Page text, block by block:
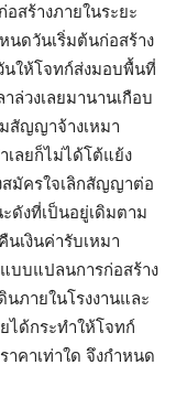
สร้างภายในระยะ
นดวันเริ่มต้นก่อสร้าง
ให้โจทก์ส่งมอบพื้นที่
ล่วงเลยมานานเกือบ
สัญญาจ้างเหมา
ลยก็ไม่ได้โต้แย้ง
มัครใจเลิกสัญญาต่อ
ดังที่เป็นอยู่เดิมตาม
เงินค่ารับเหมา
บบแปลนการก่อสร้าง
ภายในโรงงานและ
ได้กระทำให้โจทก์
คาเท่าใด จึงกำหนด